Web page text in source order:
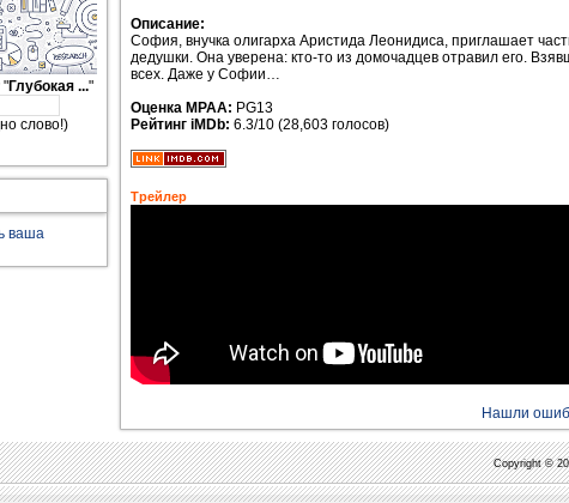
"Глубокая ..."
слово!)
ваша
Описание:
София, внучка олигарха Аристида Леонидиса, приглашает
дедушки. Она уверена: кто-то из домочадцев отравил его.
всех. Даже у Софии…
Оценка MPAA: PG13
Рейтинг iMDb: 6.3/10 (28,603 голосов)
Трейлер
Нашли
Copyright ©